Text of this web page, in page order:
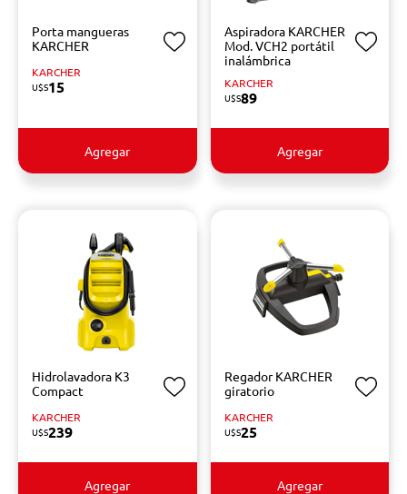
Porta mangueras
KARCHER
KARCHER
U$S15
Agregar
Aspiradora KARCHER
Mod. VCH2 portátil
inalámbrica
KARCHER
U$S89
Agregar
Hidrolavadora K3
Compact
KARCHER
U$S239
Agregar
Regador KARCHER
giratorio
KARCHER
U$S25
Agregar